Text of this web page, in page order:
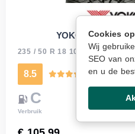
Cookies
Wij
SEO van
en u de
YOKOHAMA
235 / 50 R 18 101V
8.5 Kwaliteitsscore
C
Verbruik Grip nat